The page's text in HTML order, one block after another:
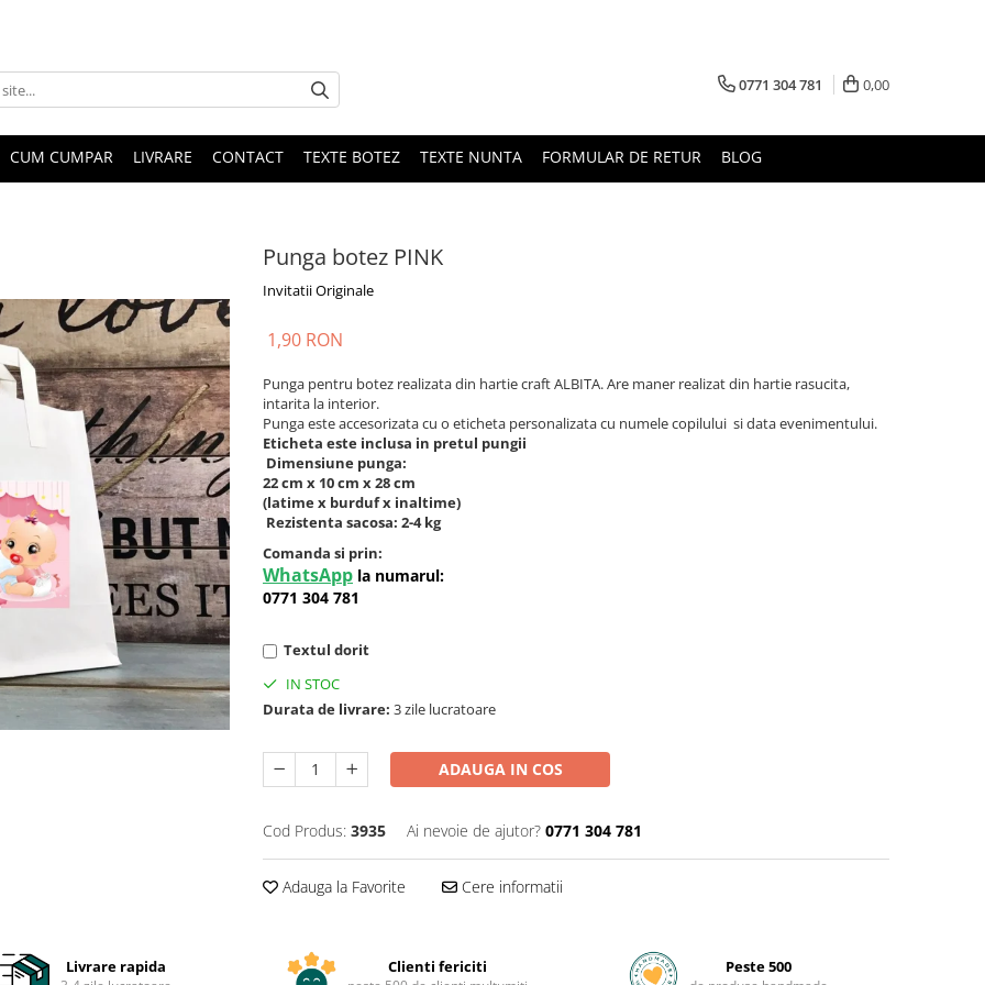
0771 304 781 0,00
CUM CUMPAR LIVRARE CONTACT TEXTE BOTEZ TEXTE NUNTA FORMULAR DE RETUR BLOG
Punga botez PINK
Invitatii Originale
1,90 RON
Punga pentru botez realizata din hartie craft ALBITA. Are maner realizat din hartie rasucita,
intarita la interior.
Punga este accesorizata cu o eticheta personalizata cu numele copilului si data evenimentului.
Eticheta este inclusa in pretul pungii
Dimensiune punga:
22 cm x 10 cm x 28 cm
(latime x burduf x inaltime)
Rezistenta sacosa: 2-4 kg
Comanda si prin:
WhatsApp la numarul:
0771 304 781
Textul dorit
IN STOC
Durata de livrare: 3 zile lucratoare
ADAUGA IN COS
Cod Produs: 3935 Ai nevoie de ajutor? 0771 304 781
Adauga la Favorite Cere informatii
Livrare rapida Clienti fericiti Peste 500